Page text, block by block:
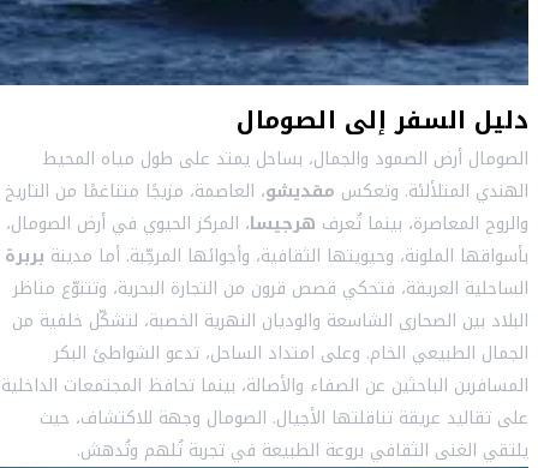
دليل السفر إلى الصومال
الصومال أرض الصمود والجمال، بساحل يمتد على طول مياه المحيط
الهندي المتلألئة. وتعكس مقديشو، العاصمة، مزيجًا متناغمًا من التاريخ
والروح المعاصرة، بينما تُعرف هرجيسا، المركز الحيوي في أرض الصومال،
بأسواقها الملونة، وحيويتها الثقافية، وأجوائها المرحِّبة. أما مدينة بربرة
الساحلية العريقة، فتحكي قصص قرون من التجارة البحرية، وتتنوّع مناظر
البلاد بين الصحارى الشاسعة والوديان النهرية الخصبة، لتشكّل خلفية من
الجمال الطبيعي الخام. وعلى امتداد الساحل، تدعو الشواطئ البكر
المسافرين الباحثين عن الصفاء والأصالة، بينما تحافظ المجتمعات الداخلية
على تقاليد عريقة تناقلتها الأجيال. الصومال وجهة للاكتشاف، حيث
يلتقي الغنى الثقافي بروعة الطبيعة في تجربة تُلهم وتُدهش.